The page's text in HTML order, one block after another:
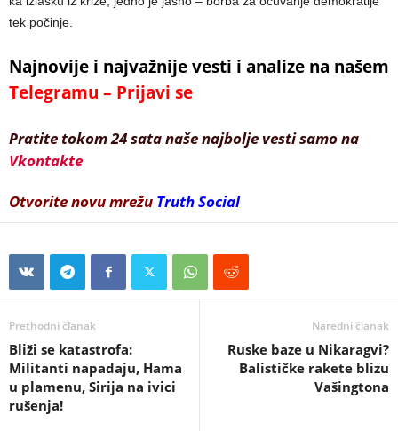
tek počinje.
Najnovije i najvažnije vesti i analize na našem
Telegramu – Prijavi se
Pratite tokom 24 sata naše najbolje vesti samo na
Vkontakte
Otvorite novu mrežu Truth Social
Prethodni članak
Bliži se katastrofa:
Militanti napadaju, Hama
u plamenu, Sirija na ivici
rušenja!
Naredni članak
Ruske baze u Nikaragvi?
Balističke rakete blizu
Vašingtona